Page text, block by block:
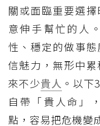
關或面臨重要選
意伸手幫忙的人
性、穩定的做事
信魅力，無形中
來不少貴人 。以
自帶「貴人命」
點，容易把危機變